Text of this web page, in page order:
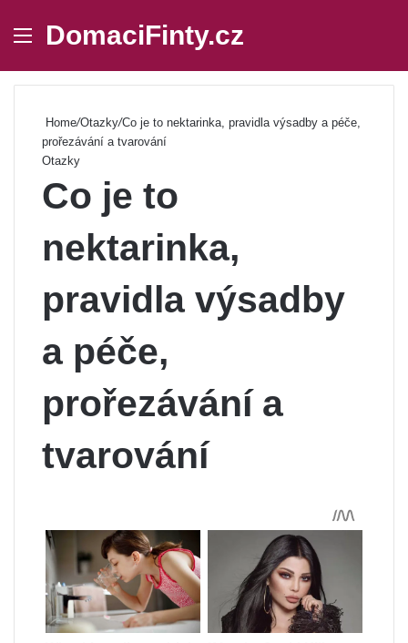
Menu
DomaciFinty.cz
Home/Otazky/Co je to nektarinka, pravidla výsadby a péče,
prořezávání a tvarování
Otazky
Co je to
nektarinka,
pravidla výsadby
a péče,
prořezávání a
tvarování